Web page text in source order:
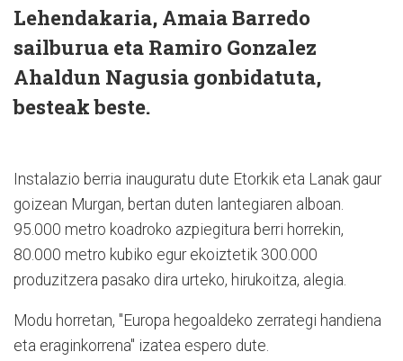
Lehendakaria, Amaia Barredo
sailburua eta Ramiro Gonzalez
Ahaldun Nagusia gonbidatuta,
besteak beste.
Instalazio berria inauguratu dute Etorkik eta Lanak gaur
goizean Murgan, bertan duten lantegiaren alboan.
95.000 metro koadroko azpiegitura berri horrekin,
80.000 metro kubiko egur ekoiztetik 300.000
produzitzera pasako dira urteko, hirukoitza, alegia.
Modu horretan, "Europa hegoaldeko zerrategi handiena
eta eraginkorrena" izatea espero dute.